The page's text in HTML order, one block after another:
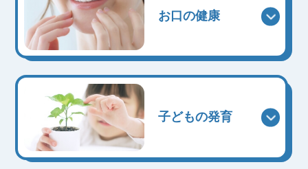
お口の健康
子どもの発育